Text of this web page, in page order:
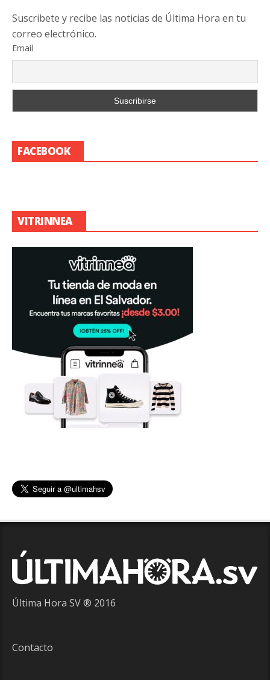
Suscribete y recibe las noticias de Última Hora en tu
correo electrónico.
Email
FACEBOOK
VITRINNEA
Última Hora SV ® 2016
Contacto